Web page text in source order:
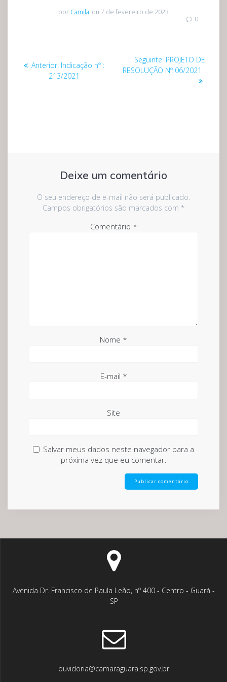
por Camila on 7 de fevereiro de 2023
0
Anterior: Post
anterior:
Indicação nº :
213/2021
Seguinte: Post
seguinte:
PROJETO DE
RESOLUÇÃO Nº 06/2021
Deixe um comentário
O seu endereço de e-mail não será publicado.
Campos obrigatórios são marcados com *
Comentário *
Nome *
E-mail *
Site
Salvar meus dados neste navegador para a
próxima vez que eu comentar.
Avenida Dr. Francisco de Paula Leão, nº 400 - Centro - Guará -
SP
ouvidoria@camaraguara.sp.gov.br